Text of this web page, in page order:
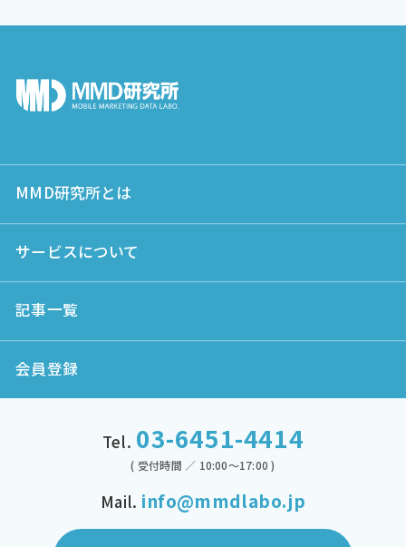
MMD研究所とは
サービスについて
記事一覧
会員登録
Tel. 03-6451-4414
( 受付時間 ／ 10:00～17:00 )
Mail. info@mmdlabo.jp